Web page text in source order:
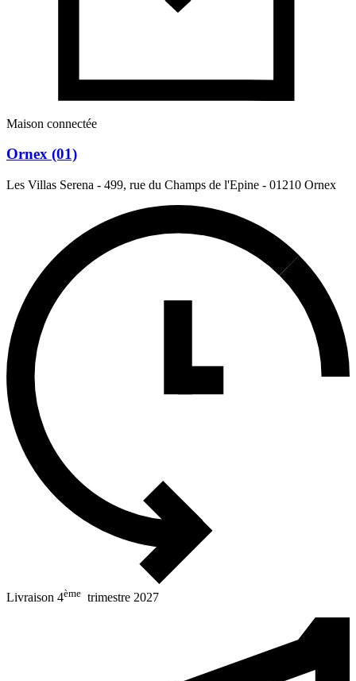
Maison connectée
Ornex (01)
Les Villas Serena - 499, rue du Champs de l'Epine - 01210 Ornex
Livraison 4ème trimestre 2027